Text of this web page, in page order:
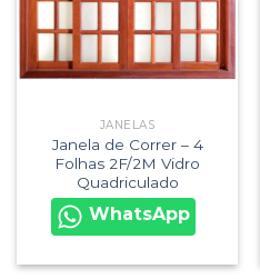
JANELAS
Janela de Correr – 4
Folhas 2F/2M Vidro
Quadriculado
WhatsApp